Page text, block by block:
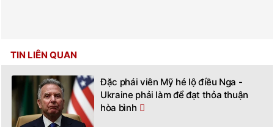
TIN LIÊN QUAN
Đặc phái viên Mỹ hé lộ điều Nga -
Ukraine phải làm để đạt thỏa thuận
hòa bình